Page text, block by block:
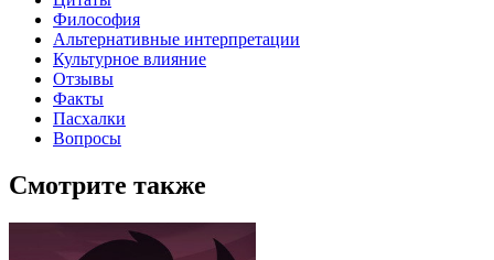
Философия
Альтернативные интерпретации
Культурное влияние
Отзывы
Факты
Пасхалки
Вопросы
Смотрите также